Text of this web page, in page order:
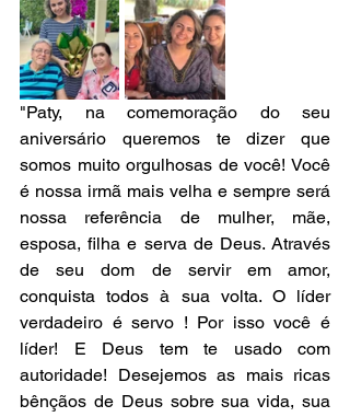
"Paty, na comemoração do seu
aniversário queremos te dizer que
somos muito orgulhosas de você! Você
é nossa irmã mais velha e sempre será
nossa referência de mulher, mãe,
esposa, filha e serva de Deus. Através
de seu dom de servir em amor,
conquista todos à sua volta. O líder
verdadeiro é servo ! Por isso você é
líder! E Deus tem te usado com
autoridade! Desejemos as mais ricas
bênçãos de Deus sobre sua vida, sua